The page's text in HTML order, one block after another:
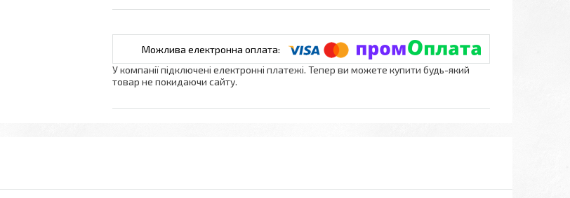
У компанії підключені електронні платежі. Тепер ви можете купити будь-який
товар не покидаючи сайту.